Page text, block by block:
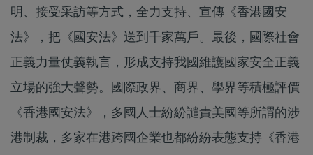
明、接受采訪等方式，全力支持、宣傳《香港國安
法》，把《國安法》送到千家萬戶。最後，國際社會
正義力量仗義執言，形成支持我國維護國家安全正義
立場的強大聲勢。國際政界、商界、學界等積極評價
《香港國安法》，多國人士紛紛譴責美國等所謂的涉
港制裁，多家在港跨國企業也都紛紛表態支持《香港